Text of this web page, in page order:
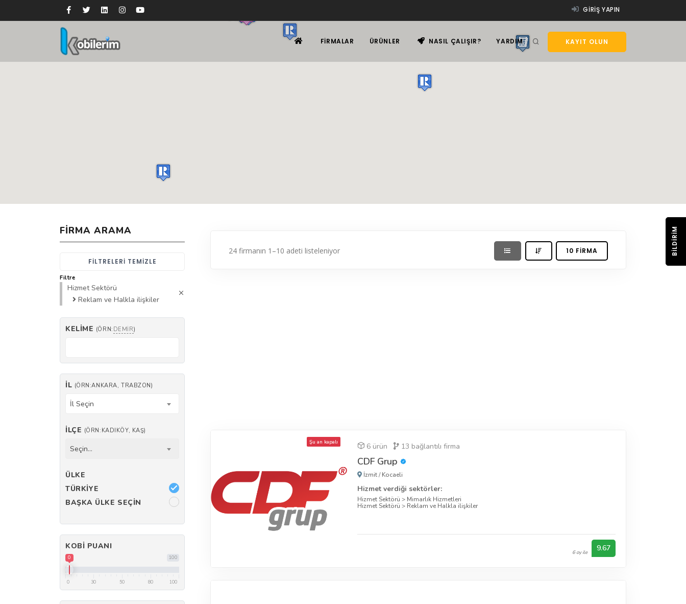
GIRIŞ YAPIN
KAYIT OLUN
FIRMALAR ÜRÜNLER NASIL ÇALIŞIR? YARDIM
24 firmanın 1–10 adeti listeleniyor 10 FIRMA
Şu an kapalı 6 ürün 13 bağlantılı firma
CDF Grup
İzmit/Kocaeli
Hizmet verdiği sektörler:
Hizmet Sektörü > Mimarlık Hizmetleri
Hizmet Sektörü > Reklam ve Halkla ilişkiler
6 oy ile 9.67
FIRMA ARAMA
FILTRELERI TEMIZLE
Filtre
Hizmet Sektörü
Reklam ve Halkla ilişkiler
KELIME (ÖRN: DEMIR)
İL (ÖRN:ANKARA, TRABZON)
İl Seçin
İLÇE (ÖRN:KADIKÖY, KAŞ)
Seçin...
ÜLKE
TÜRKIYE
BAŞKA ÜLKE SEÇIN
KOBI PUANI
100
0
0 30 50 80 100
BILDIRIM